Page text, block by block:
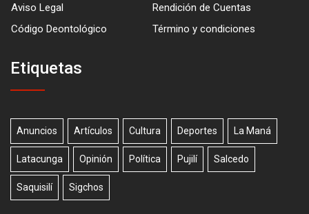
Aviso Legal
Rendición de Cuentas
Código Deontológico
Término y condiciones
Etiquetas
Anuncios Artículos Cultura Deportes La Maná
Latacunga Opinión Política Pujilí Salcedo
Saquisilí Sigchos